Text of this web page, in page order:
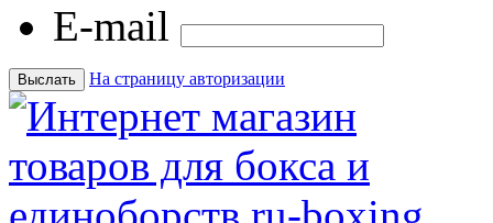
E-mail
На страницу авторизации